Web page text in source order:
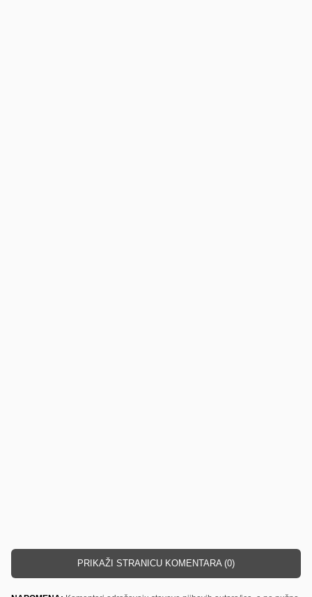
PRIKAŽI STRANICU KOMENTARA (0)